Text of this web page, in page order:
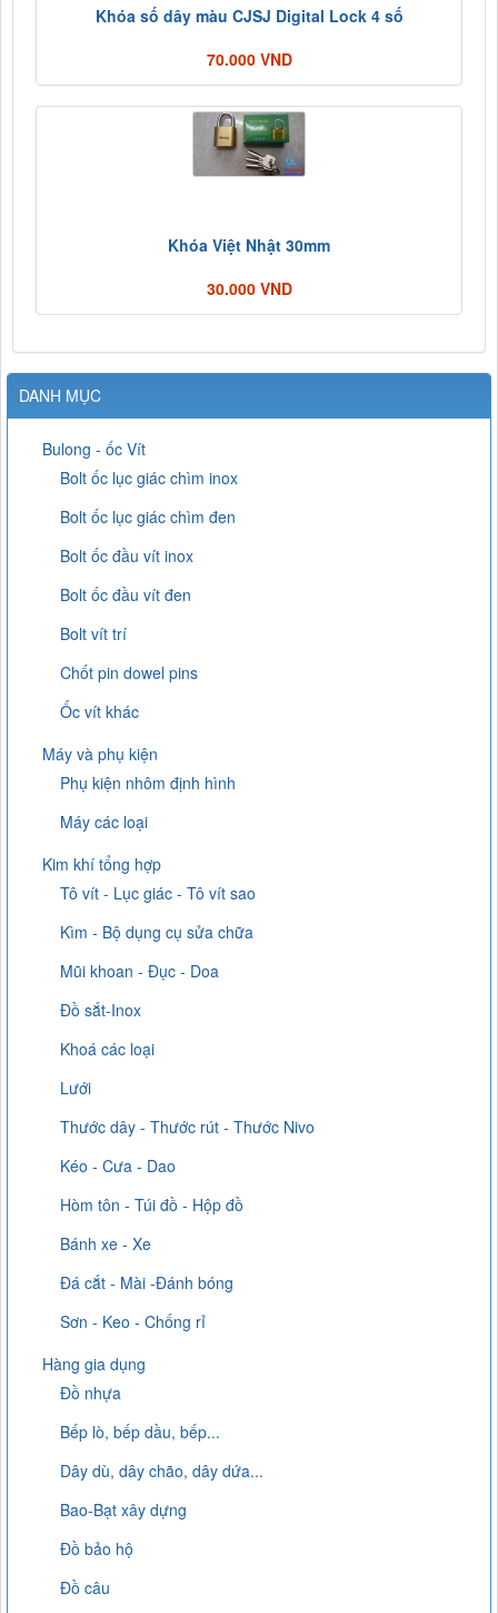
Khóa số dây màu CJSJ Digital Lock 4 số
70.000 VND
Khóa Việt Nhật 30mm
30.000 VND
DANH MỤC
Bulong - ốc Vít
Bolt ốc lục giác chìm inox
Bolt ốc lục giác chìm đen
Bolt ốc đầu vít inox
Bolt ốc đầu vít đen
Bolt vít trí
Chốt pin dowel pins
Ốc vít khác
Máy và phụ kiện
Phụ kiện nhôm định hình
Máy các loại
Kim khí tổng hợp
Tô vít - Lục giác - Tô vít sao
Kìm - Bộ dụng cụ sửa chữa
Mũi khoan - Đục - Doa
Đồ sắt-Inox
Khoá các loại
Lưới
Thước dây - Thước rút - Thước Nivo
Kéo - Cưa - Dao
Hòm tôn - Túi đồ - Hộp đồ
Bánh xe - Xe
Đá cắt - Mài -Đánh bóng
Sơn - Keo - Chống rỉ
Hàng gia dụng
Đồ nhựa
Bếp lò, bếp dầu, bếp...
Dây dù, dây chão, dây dứa...
Bao-Bạt xây dựng
Đồ bảo hộ
Đồ câu